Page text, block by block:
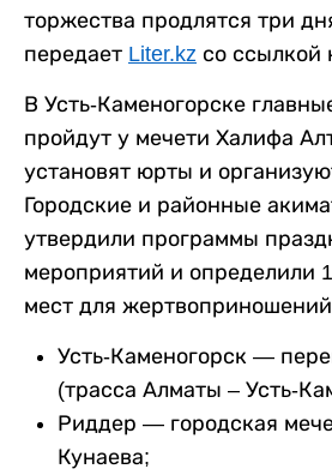
торжества продлятся три
передает Liter.kz со ссылкой
В Усть-Каменогорске
пройдут у мечети Халифа
установят юрты и
Городские и районные
утвердили программы
мероприятий и определили
мест для
Усть-Каменогорск —
(трасса Алматы – Усть-
Риддер — городская
Кунаева;